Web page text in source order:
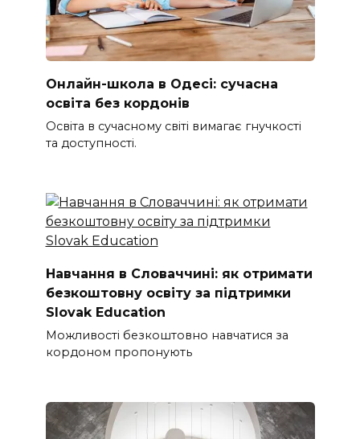
Онлайн-школа в Одесі: сучасна
освіта без кордонів
Освіта в сучасному світі вимагає гнучкості
та доступності.
Навчання в Словаччині: як отримати
безкоштовну освіту за підтримки
Slovak Education
Можливості безкоштовно навчатися за
кордоном пропонують